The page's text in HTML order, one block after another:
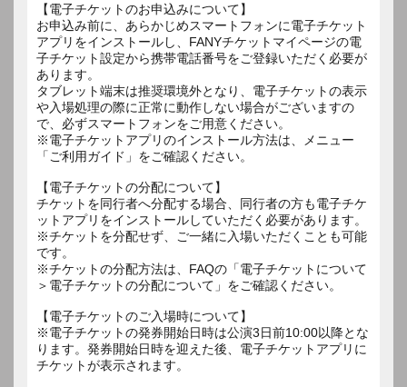
【電子チケットのお申込みについて】
お申込み前に、あらかじめスマートフォンに電子チケット
アプリをインストールし、FANYチケットマイページの電
子チケット設定から携帯電話番号をご登録いただく必要が
あります。
タブレット端末は推奨環境外となり、電子チケットの表示
や入場処理の際に正常に動作しない場合がございますの
で、必ずスマートフォンをご用意ください。
※電子チケットアプリのインストール方法は、メニュー
「ご利用ガイド」をご確認ください。
【電子チケットの分配について】
チケットを同行者へ分配する場合、同行者の方も電子チケ
ットアプリをインストールしていただく必要があります。
※チケットを分配せず、ご一緒に入場いただくことも可能
です。
※チケットの分配方法は、FAQの「電子チケットについて
＞電子チケットの分配について」をご確認ください。
【電子チケットのご入場時について】
※電子チケットの発券開始日時は公演3日前10:00以降とな
ります。発券開始日時を迎えた後、電子チケットアプリに
チケットが表示されます。